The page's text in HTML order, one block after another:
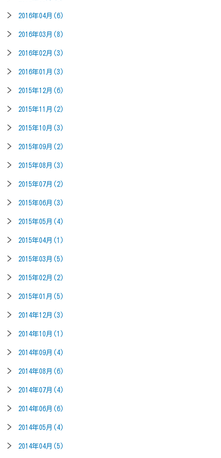
2016年04月(6)
2016年03月(8)
2016年02月(3)
2016年01月(3)
2015年12月(6)
2015年11月(2)
2015年10月(3)
2015年09月(2)
2015年08月(3)
2015年07月(2)
2015年06月(3)
2015年05月(4)
2015年04月(1)
2015年03月(5)
2015年02月(2)
2015年01月(5)
2014年12月(3)
2014年10月(1)
2014年09月(4)
2014年08月(6)
2014年07月(4)
2014年06月(6)
2014年05月(4)
2014年04月(5)